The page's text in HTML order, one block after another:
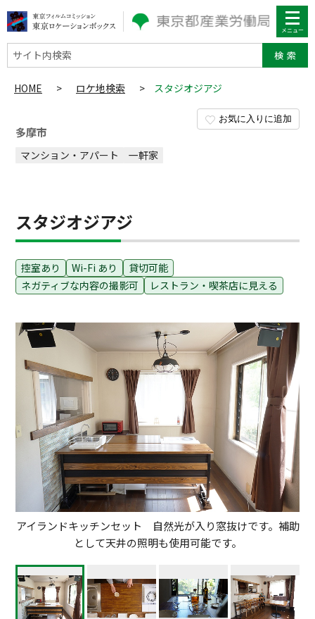
サイト内検索
HOME > ロケ地検索 > スタジオジアジ
お気に入りに追加
多摩市
マンション・アパート 一軒家
スタジオジアジ
控室あり Wi-Fi あり
貸切可能
ネガティブな内容の撮影可
レストラン・喫茶店に見える
アイランドキッチンセット 自然光が入り窓抜けです。補助
として天井の照明も使用可能です。